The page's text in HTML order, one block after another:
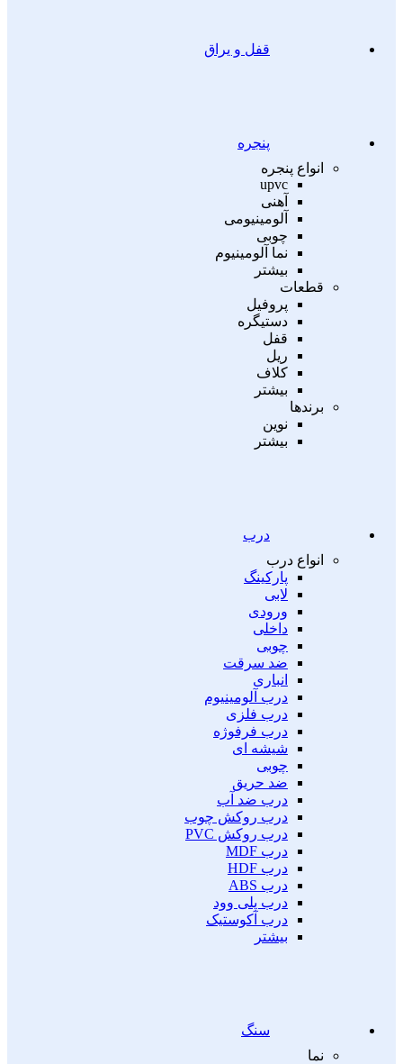
قفل و یراق
پنجره
انواع پنجره
upvc
آهنی
آلومینیومی
چوبی
نما آلومینیوم
بیشتر
قطعات
پروفیل
دستیگره
قفل
ریل
کلاف
بیشتر
برندها
نوین
بیشتر
درب
انواع درب
پارکینگ
لابی
ورودی
داخلی
چوبی
ضد سرقت
انباری
درب آلومینیوم
درب فلزی
درب فرفوژه
شیشه ای
چوبی
ضد حریق
درب ضد آب
درب روکش چوب
درب روکش PVC
درب MDF
درب HDF
درب ABS
درب پلی وود
درب آکوستیک
بیشتر
سنگ
نما